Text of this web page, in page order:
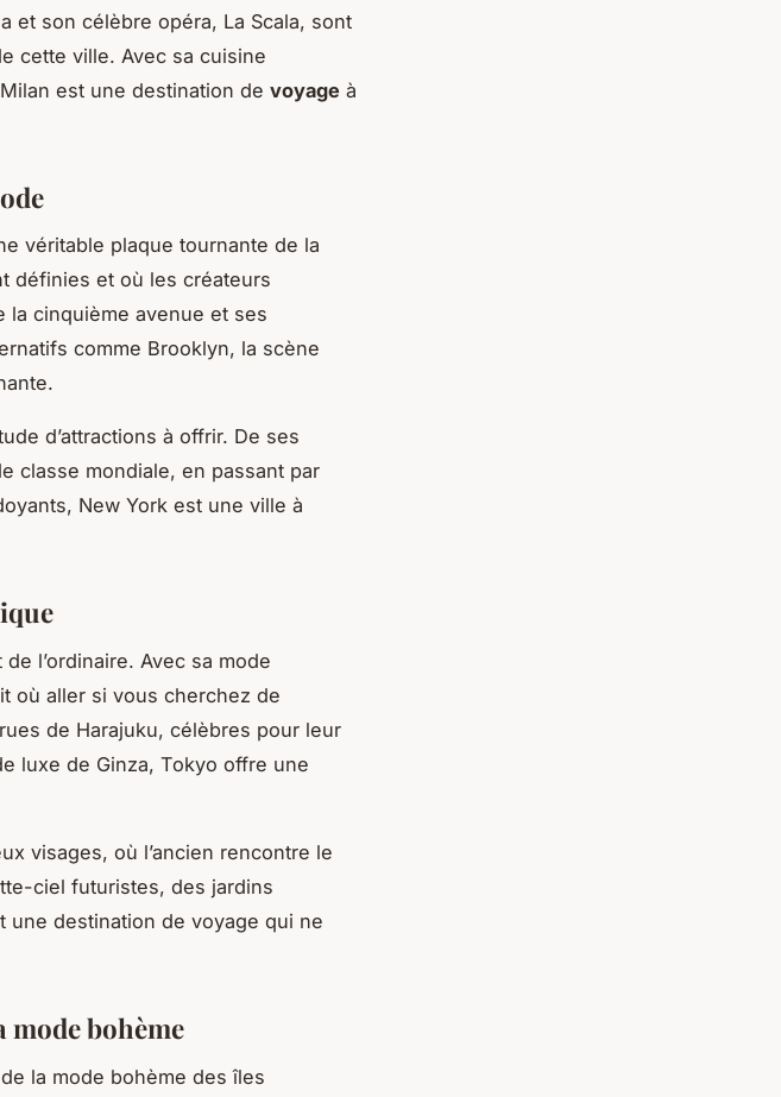
et son célèbre opéra, La Scala, sont
cette ville. Avec sa cuisine
est une destination de voyage à
véritable plaque tournante de la
définies et où les créateurs
la cinquième avenue et ses
comme Brooklyn, la scène
d’attractions à offrir. De ses
classe mondiale, en passant par
New York est une ville à
l’ordinaire. Avec sa mode
où aller si vous cherchez de
de Harajuku, célèbres pour leur
luxe de Ginza, Tokyo offre une
visages, où l’ancien rencontre le
ciel futuristes, des jardins
une destination de voyage qui ne
mode bohème
la mode bohème des îles